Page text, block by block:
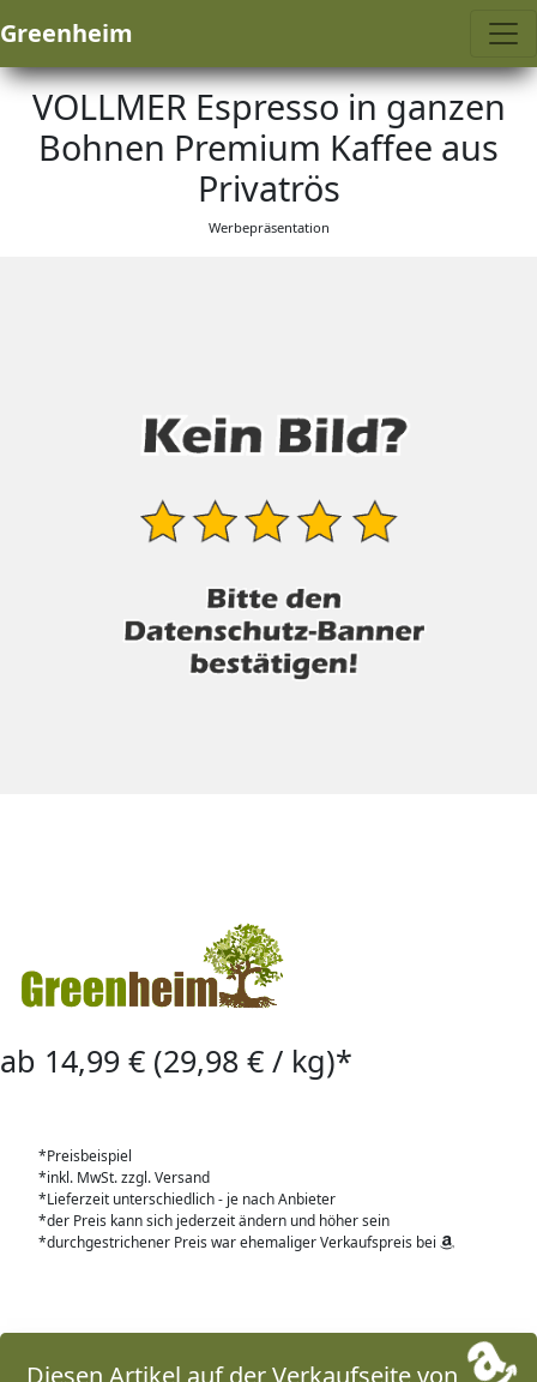
Greenheim
VOLLMER Espresso in ganzen
Bohnen Premium Kaffee aus
Privatrös
Werbepräsentation
ab 14,99 € (29,98 € / kg)*
*Preisbeispiel
*inkl. MwSt. zzgl. Versand
*Lieferzeit unterschiedlich - je nach Anbieter
*der Preis kann sich jederzeit ändern und höher sein
*durchgestrichener Preis war ehemaliger Verkaufspreis bei
Diesen Artikel auf der Verkaufseite von